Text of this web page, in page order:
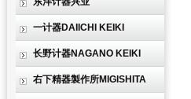
一计器DAIICHI KEIKI
长野计器NAGANO KEIKI
右下精器製作所MIGISHITA